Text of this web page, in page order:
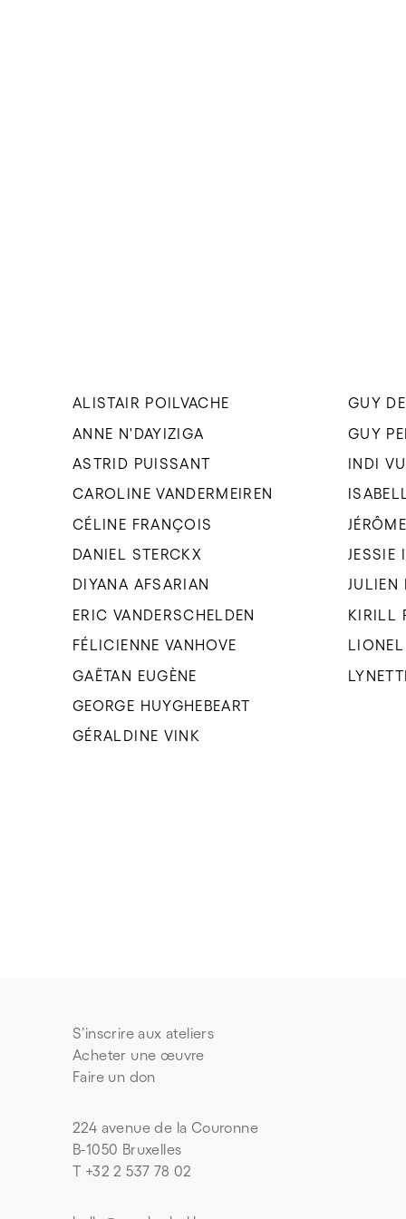
ALISTAIR POILVACHE
ANNE N'DAYIZIGA
ASTRID PUISSANT
CAROLINE VANDERMEIREN
CÉLINE FRANÇOIS
DANIEL STERCKX
DIYANA AFSARIAN
ERIC VANDERSCHELDEN
FÉLICIENNE VANHOVE
GAËTAN EUGÈNE
GEORGE HUYGHEBEART
GÉRALDINE VINK
GUY
GUY
INDI
JESSIE
JULIEN
KIRILL
S’inscrire aux ateliers
Acheter une œuvre
Faire un don
224 avenue de la Couronne
B-1050 Bruxelles
T +32 2 537 78 02